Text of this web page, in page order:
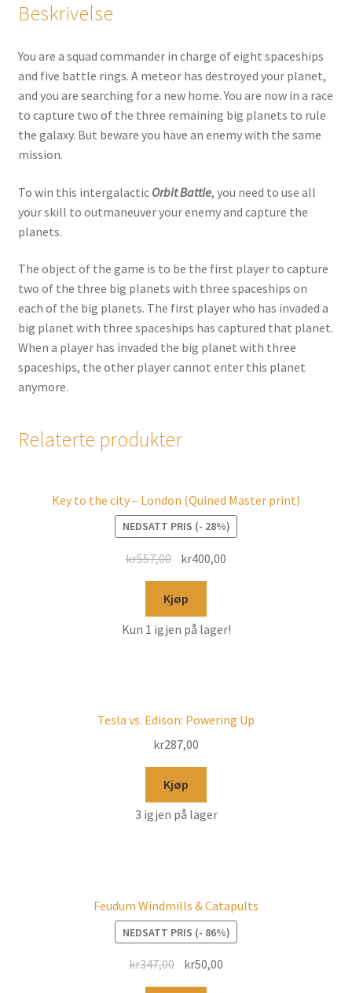
Beskrivelse
You are a squad commander in charge of eight spaceships
and five battle rings. A meteor has destroyed your planet,
and you are searching for a new home. You are now in a race
to capture two of the three remaining big planets to rule
the galaxy. But beware you have an enemy with the same
mission.
To win this intergalactic Orbit Battle, you need to use all
your skill to outmaneuver your enemy and capture the
planets.
The object of the game is to be the first player to capture
two of the three big planets with three spaceships on
each of the big planets. The first player who has invaded a
big planet with three spaceships has captured that planet.
When a player has invaded the big planet with three
spaceships, the other player cannot enter this planet
anymore.
Relaterte produkter
Key to the city – London (Quined Master print)
NEDSATT PRIS (- 28%)
kr557,00 kr400,00
Kjøp
Kun 1 igjen på lager!
Tesla vs. Edison: Powering Up
kr287,00
Kjøp
3 igjen på lager
Feudum Windmills & Catapults
NEDSATT PRIS (- 86%)
kr347,00 kr50,00